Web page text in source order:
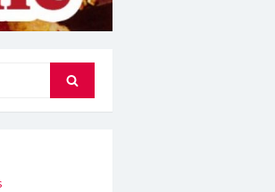
Search